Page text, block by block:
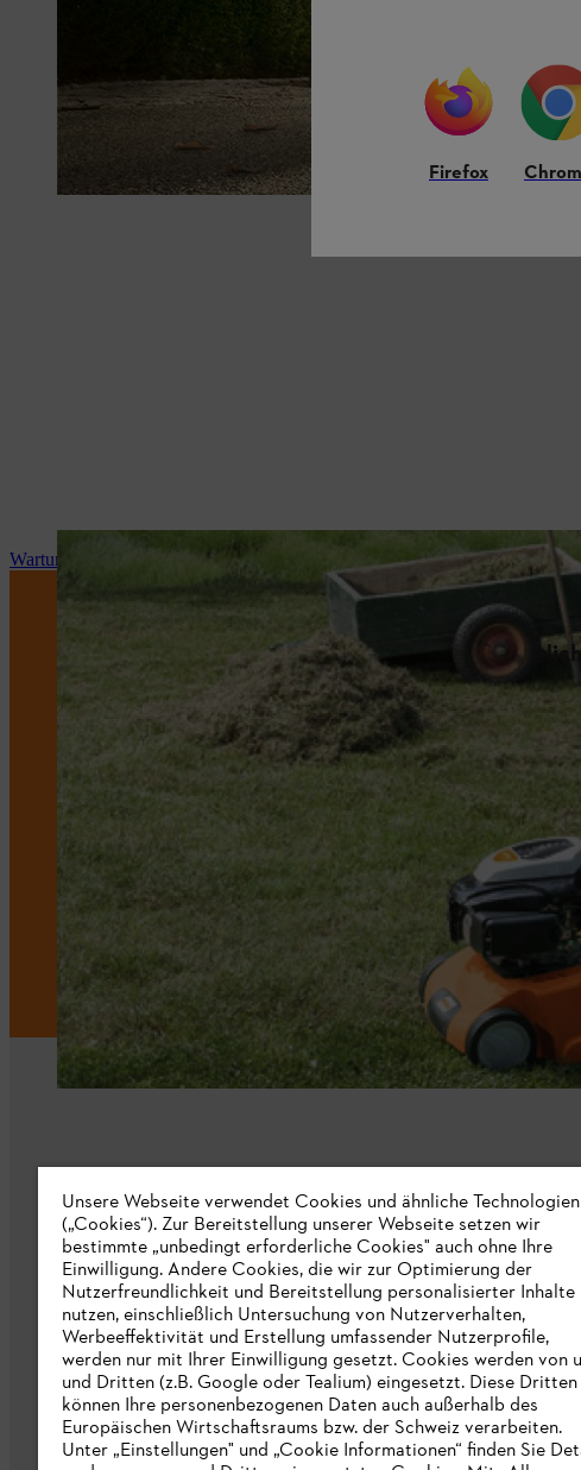
Wartung und Reparatur
Unternehmen
Über uns
Katalog
Informationen für Lieferanten
STIHL Hinweisgebersystem
Firefox
Unsere Webseite verwendet Cookies und ähnliche Technologien
(„Cookies“). Zur Bereitstellung unserer Webseite setzen wir
bestimmte „unbedingt erforderliche Cookies" auch ohne Ihre
Einwilligung. Andere Cookies, die wir zur Optimierung der
Nutzerfreundlichkeit und Bereitstellung personalisierter Inhalte
nutzen, einschließlich Untersuchung von Nutzerverhalten,
Werbeeffektivität und Erstellung umfassender Nutzerprofile,
werden nur mit Ihrer Einwilligung gesetzt. Cookies werden von
und Dritten (z.B. Google oder Tealium) eingesetzt. Diese Dritten
können Ihre personenbezogenen Daten auch außerhalb des
Europäischen Wirtschaftsraums bzw. der Schweiz verarbeiten.
Unter „Einstellungen" und „Cookie Informationen“ finden Sie